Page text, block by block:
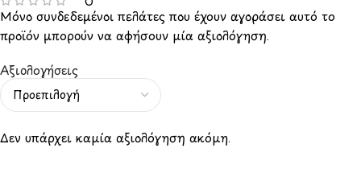
Αξιολογήσεις
Δεν υπάρχει καμία αξιολόγηση ακόμη.
Μόνο συνδεδεμένοι πελάτες που έχουν αγοράσει αυτό το
προϊόν μπορούν να αφήσουν μία αξιολόγηση.